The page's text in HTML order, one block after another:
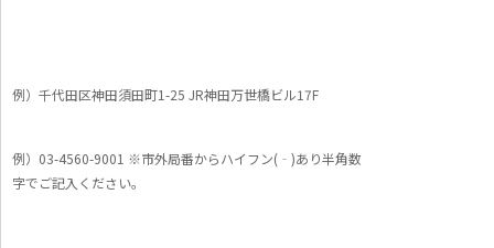
例）千代田区神田須田町1-25 JR神田万世橋ビル17F
例）03-4560-9001 ※市外局番からハイフン(‐)あり半角数
字でご記入ください。